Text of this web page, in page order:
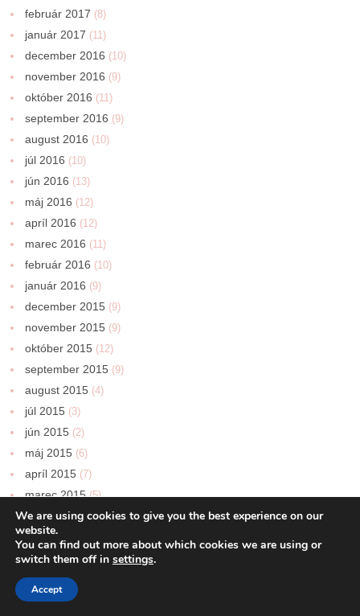
február 2017 (8)
január 2017 (11)
december 2016 (10)
november 2016 (9)
október 2016 (11)
september 2016 (9)
august 2016 (10)
júl 2016 (10)
jún 2016 (13)
máj 2016 (12)
apríl 2016 (12)
marec 2016 (11)
február 2016 (10)
január 2016 (9)
december 2015 (9)
november 2015 (9)
október 2015 (12)
september 2015 (9)
august 2015 (4)
júl 2015 (3)
jún 2015 (2)
máj 2015 (6)
apríl 2015 (7)
marec 2015(5)
február 2015(4)
január 2015
december 2014(7)
november 2014
október 2014
We are using cookies to give you the best experience on our
website.
You can find out more about which cookies we are using or
switch them off in settings.
Accept